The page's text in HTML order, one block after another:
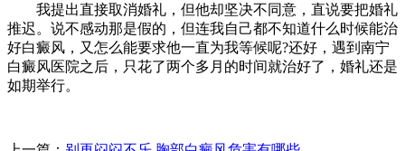
我提出直接取消婚礼，但他却坚决不同意，直说要把婚礼
推迟。说不感动那是假的，但连我自己都不知道什么时候能治
好白癜风，又怎么能要求他一直为我等候呢?还好，遇到南宁
白癜风医院之后，只花了两个多月的时间就治好了，婚礼还是
如期举行。